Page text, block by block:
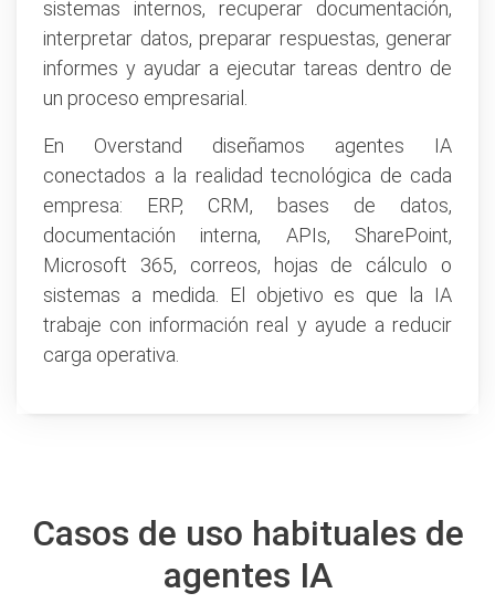
sistemas internos, recuperar documentación,
interpretar datos, preparar respuestas, generar
informes y ayudar a ejecutar tareas dentro de
un proceso empresarial.
En Overstand diseñamos agentes IA
conectados a la realidad tecnológica de cada
empresa: ERP, CRM, bases de datos,
documentación interna, APIs, SharePoint,
Microsoft 365, correos, hojas de cálculo o
sistemas a medida. El objetivo es que la IA
trabaje con información real y ayude a reducir
carga operativa.
Casos de uso habituales de
agentes IA